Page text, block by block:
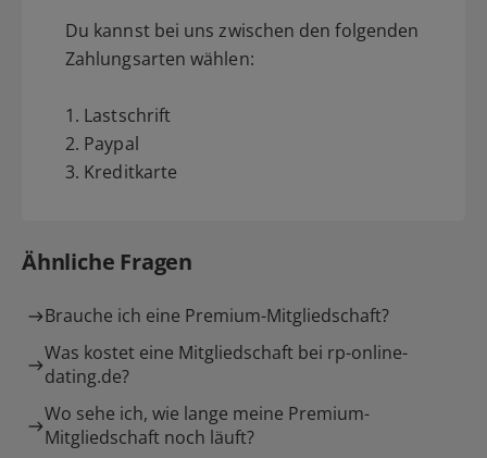
Du kannst bei uns zwischen den folgenden
Zahlungsarten wählen:
1. Lastschrift
2. Paypal
3. Kreditkarte
Ähnliche Fragen
Brauche ich eine Premium-Mitgliedschaft?
Was kostet eine Mitgliedschaft bei rp-online-
dating.de?
Wo sehe ich, wie lange meine Premium-
Mitgliedschaft noch läuft?